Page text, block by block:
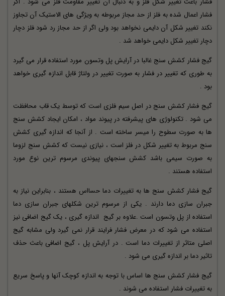
فشار اعمال شده به فلز از حد مجاز مربوطه به ویژگی های الاستیک آن تجاوز
نکند تغییر شکل آن دایمی نخواهد بود ولی اگر از حد مجاز رد شود فلز دچار
دچار تغییر شکل دایمی خواهد شد .
گیج فشار کشش سنج غالبا در آرایش پل وتسون مورد استفاده قرار می گیرد
به طوری که تغییر در فشار به صورت تغییر در ولتاژ قابل اندازه گیری خواهد
بود .
گیج فشار کشش سنج در اصل سیم فلزی است که توسط یک قاب محافظت
می شود . تکنولوژی های پیشرفته در پیوند مواد ، امکان ایجاد کشش سنج
ها به صورت سطوح را میسر ساخته است . از آنجا که اندازه گیری کشش
سنج مربوط به تغییر شکل در فلز است ، نیازی نیست که کشش سنج لزوما
به صورت سیمی باشد کشش سنجهای پیوندی مرسوم ترین نوع مورد
استفاده هستند .
گیج فشار کشش سنج ها به تغییرات دما حسااس هستند ، بنابراین نیاز به
جبران سازی دما دارند . یکی از مرسوم ترین شکلهای جبران سازی دما
استفاده از پل وتسون است .علاوه بر گیج اندازه گیری ، یک گیج اضافی نیز
استفاده می شود که در معرض فشار فرایند قرار نمی گیرد ولی مشابه گیج
اصلی متاثر از تغییرات دما است . در آرایش پل ، گیج اضافی باعث حذف
تاثیر دما بر اندازه گیری می شود .
گیج فشار کشش سنج ها اساس با توجه به اندازه کوچک آنها و پاسخ سریع
به تغییرات فشار استفاده می شوند .